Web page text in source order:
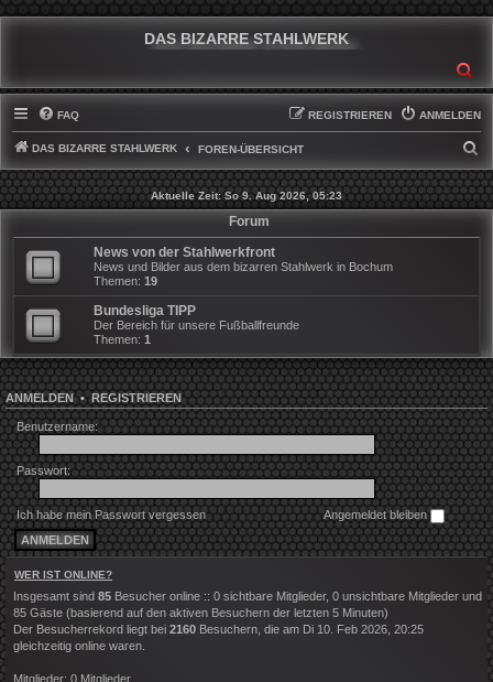
DAS BIZARRE STAHLWERK
FAQ ANMELDEN
REGISTRIEREN
DAS BIZARRE STAHLWERK FOREN-ÜBERSICHT
U
C
Aktuelle Zeit: So 9. Aug 2026, 05:23
Forum
News von der Stahlwerkfront
News und Bilder aus dem bizarren Stahlwerk in Bochum
Themen: 19
Bundesliga TIPP
Der Bereich für unsere Fußballfreunde
Themen: 1
ANMELDEN•REGISTRIEREN
Benutzername:
Passwort:
Ich habe mein Passwort vergessen Angemeldet bleiben
WER IST ONLINE?
Insgesamt sind 85 Besucher online :: 0 sichtbare Mitglieder, 0 unsichtbare Mitglieder und
85 Gäste (basierend auf den aktiven Besuchern der letzten 5 Minuten)
Der Besucherrekord liegt bei 2160 Besuchern, die am Di 10. Feb 2026, 20:25
gleichzeitig online waren.
Mitglieder: 0 Mitglieder